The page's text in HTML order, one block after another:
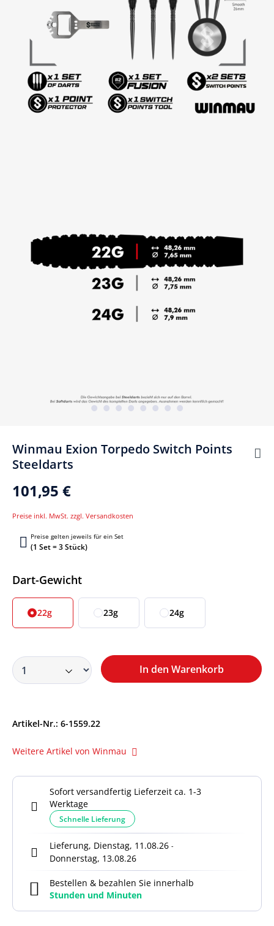
Winmau Exion Torpedo Switch Points
Steeldarts
101,95 €
Preise inkl. MwSt. zzgl. Versandkosten
Preise gelten jeweils für ein Set
(1 Set = 3 Stück)
Dart-GewichtAuswählen
22g 23g 24g
In den Warenkorb
Artikel-Nr.: 6-1559.22
Weitere Artikel von Winmau
Sofort versandfertig Lieferzeit ca. 1-3
Werktage
Schnelle Lieferung
Lieferung, Dienstag, 11.08.26 -
Donnerstag, 13.08.26
Bestellen & bezahlen Sie innerhalb
Stunden und Minuten